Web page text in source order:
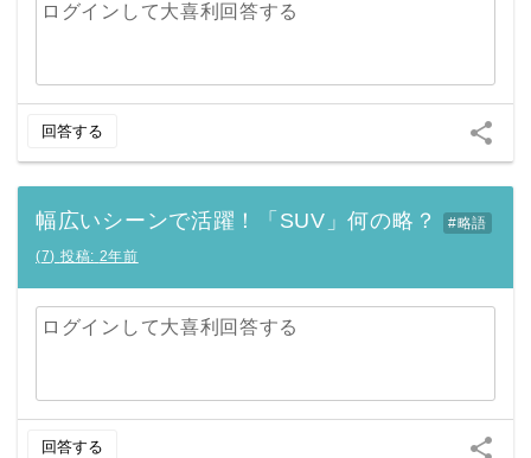
ログインして大喜利回答する
回答する share
幅広いシーンで活躍！「SUV」何の略？
#略語
(7) 投稿: 2年前
ログインして大喜利回答する
回答する share